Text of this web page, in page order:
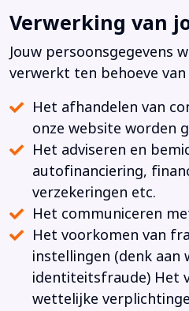
Verwerking van
Jouw persoonsgegevens
verwerkt ten behoeve van
Het afhandelen van
onze website worden
Het adviseren en
autofinanciering,
verzekeringen etc.
Het communiceren
Het voorkomen van
instellingen (denk aan
identiteitsfraude) Het
wettelijke